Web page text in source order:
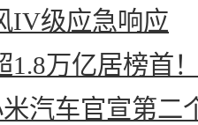
IV级应急响应
1.8万亿居榜首
汽车官宣第二